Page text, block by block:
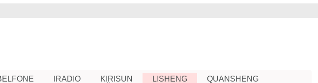
IRADIO KIRISUN LISHENG
QUANSHENG